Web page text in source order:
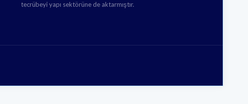
tecrübeyi yapı sektörüne de aktarmıştır.